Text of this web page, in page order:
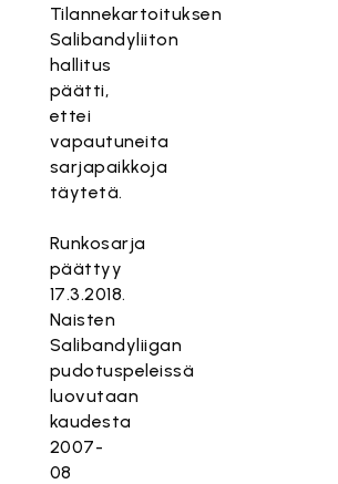
Tilannekartoituksen
Salibandyliiton
hallitus
päätti,
ettei
vapautuneita
sarjapaikkoja
täytetä.
Runkosarja
päättyy
17.3.2018.
Naisten
Salibandyliigan
pudotuspeleissä
luovutaan
kaudesta
2007-
08